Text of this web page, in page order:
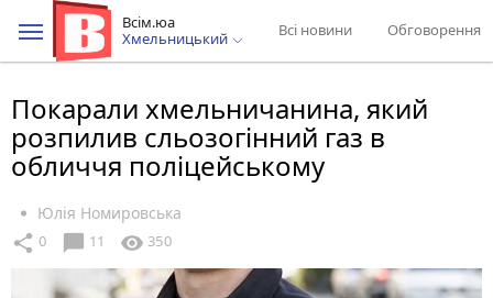
Всім.юа
Хмельницький
Всі новини Обговорення
Покарали хмельничанина, який
розпилив сльозогінний газ в
обличчя поліцейському
Юлія Номировська
share 0 chat_bubble 11 visibility 350